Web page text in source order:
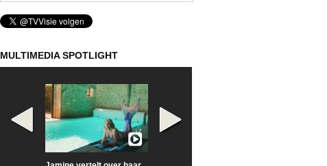
MULTIMEDIA SPOTLIGHT